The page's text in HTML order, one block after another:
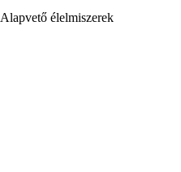
Alapvető élelmiszerek